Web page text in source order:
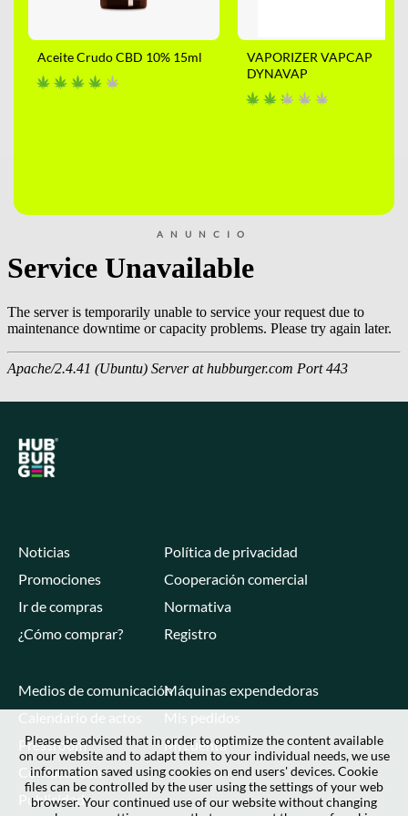
Aceite Crudo CBD 10% 15ml
VAPORIZER VAPCAP
DYNAVAP
ANUNCIO
Noticias
Promociones
Ir de compras
¿Cómo comprar?
Política de privacidad
Cooperación comercial
Normativa
Registro
Medios de comunicación
Calendario de actos
Pressroom
Contacte con
Publicidad
Máquinas expendedoras
Mis pedidos
Mi cuenta
Please be advised that in order to optimize the content available
on our website and to adapt them to your individual needs, we use
information saved using cookies on end users' devices. Cookie
files can be controlled by the user using the settings of your web
browser. Your continued use of our website without changing